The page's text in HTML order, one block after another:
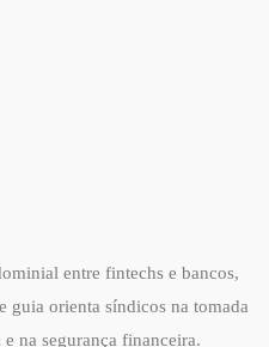
entre fintechs e bancos,
guia orienta síndicos na tomada
na segurança financeira.